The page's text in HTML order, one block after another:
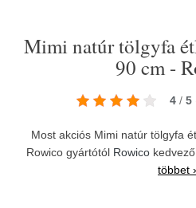
Mimi natúr tölgyfa
90 cm -
4 / 5
Most akciós Mimi natúr tölgyfa
Rowico gyártótól Rowico
többet